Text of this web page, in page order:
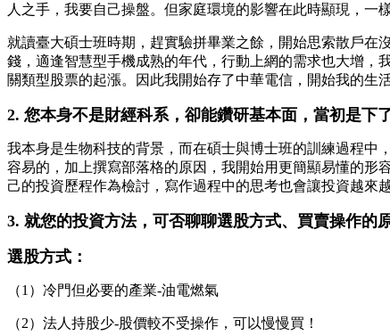
人之手，我要自己操盤。但家庭環境的影響在此時顯現，一
就讀臺大碩士班時期，趕實驗拼畢業之餘，開始思索散戶
錢，適逢智慧型手機成熟的年代，行動上網的需求也大增，
關類型股票的起漲。因此我開始存了中華電信，開始我的生
2. 您本身不是財經科系，卻能鑽研基本面，當初是下
我本身是生物科技的背景，而在碩士與博士班的訓練過程中
容易的，加上撰寫部落格的原因，我開始用更簡顯易懂的形
己的投資歷程作為檢討，寫作過程中的思考也會讓投資越來越
3. 就您的投資方法，可否聊聊選股方式、買賣操作的
選股方式：
（1）冷門但必要的產業-油電燃氣
（2）法人持股少-股價較不受操作，可以慢慢買！